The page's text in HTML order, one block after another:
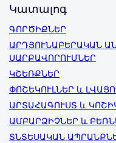
Կատալոգ
ԳՈՐԾԻՔՆԵՐ
ԱՐԴՅՈՒՆԱԲԵՐԱԿԱՆ
ՍԱՐՔԱՎՈՐՈՒՄՆԵՐ
ԿՇԵՌՔՆԵՐ
ԱՐՏԱՀԱԳՈՒՍՏ և
ԱՄԲԱՐՁԻՉՆԵՐ և
ՏՆՏԵՍԱԿԱՆ